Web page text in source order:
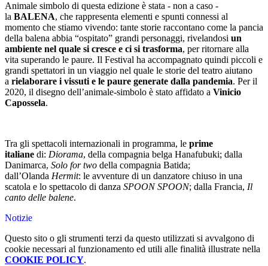
Animale simbolo di questa edizione è stata - non a caso -
la BALENA, che rappresenta elementi e spunti connessi al
momento che stiamo vivendo: tante storie raccontano come la pancia
della balena abbia “ospitato” grandi personaggi, rivelandosi un
ambiente nel quale si cresce e ci si trasforma, per ritornare alla
vita superando le paure. Il Festival ha accompagnato quindi piccoli e
grandi spettatori in un viaggio nel quale le storie del teatro aiutano
a rielaborare i vissuti e le paure generate dalla pandemia. Per il
2020, il disegno dell’animale-simbolo è stato affidato a Vinicio
Capossela.
Tra gli spettacoli internazionali in programma, le prime
italiane di: Diorama, della compagnia belga Hanafubuki; dalla
Danimarca, Solo for two della compagnia Batida;
dall’Olanda Hermit: le avventure di un danzatore chiuso in una
scatola e lo spettacolo di danza SPOON SPOON; dalla Francia, Il
canto delle balene.
Notizie
Questo sito o gli strumenti terzi da questo utilizzati si avvalgono di
cookie necessari al funzionamento ed utili alle finalità illustrate nella
COOKIE POLICY.